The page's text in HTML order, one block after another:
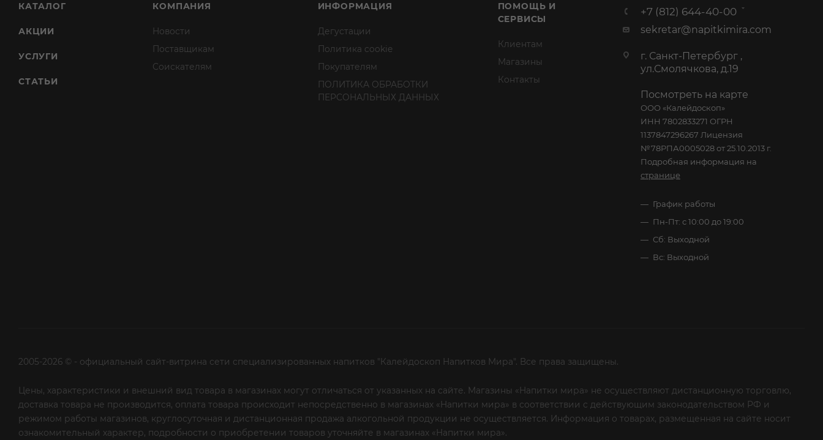
КАТАЛОГ
АКЦИИ
УСЛУГИ
СТАТЬИ
КОМПАНИЯ
Новости
Поставщикам
Соискателям
ИНФОРМАЦИЯ
Дегустации
Политика cookie
Покупателям
ПОЛИТИКА ОБРАБОТКИ
ПЕРСОНАЛЬНЫХ ДАННЫХ
ПОМОЩЬ И
СЕРВИСЫ
Клиентам
Магазины
Контакты
+7 (812) 644-40-00
sekretar@napitkimira.com
г. Санкт-Петербург ,
ул.Смолячкова, д.19
Посмотреть на карте
ООО «Калейдоскоп»
ИНН 7802833271 ОГРН
1137847296267 Лицензия
№78РПА0005028 от 25.10.2013 г.
Подробная информация на
странице
График работы
Пн-Пт: с 10:00 до 19:00
Сб: Выходной
Вс: Выходной
2005-2026 © - официальный сайт-витрина сети специализированных напитков "Калейдоскоп Напитков Мира". Все права защищены.
Цены, характеристики и внешний вид товара в магазинах могут отличаться от указанных на сайте. Магазины «Напитки мира» не осуществляют дистанционную торговлю,
доставка товара не производится, оплата товара происходит непосредственно в магазинах «Напитки мира» в соответствии с действующим законодательством РФ и
режимом работы магазинов, круглосуточная и дистанционная продажа алкогольной продукции не осуществляется. Информация о товарах, размещенная на сайте носит
ознакомительный характер, подробности о приобретении товаров уточняйте в магазинах «Напитки мира».